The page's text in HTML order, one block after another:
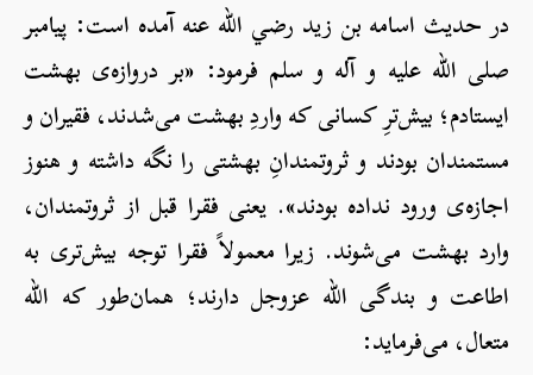
در حدیث اسامه بن زید رضي الله عنه آمده است: پیامبر
صلی الله علیه و آله و سلم فرمود: «بر دروازه‌ی بهشت
ایستادم؛ بیش‌ترِ کسانی که واردِ بهشت می‌شدند، فقیران و
مستمندان بودند و ثروتمندانِ بهشتی را نگه داشته و هنوز
اجازه‌ی ورود نداده بودند». یعنی فقرا قبل از ثروتمندان،
وارد بهشت می‌شوند. زیرا معمولاً فقرا توجه بیش‌تری به
اطاعت و بندگی الله عزوجل دارند؛ همان‌طور که الله
متعال، می‌فرماید: